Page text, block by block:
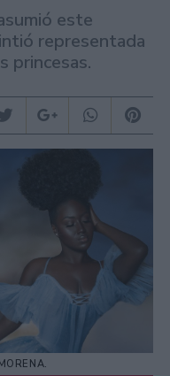
este
representada
princesas.